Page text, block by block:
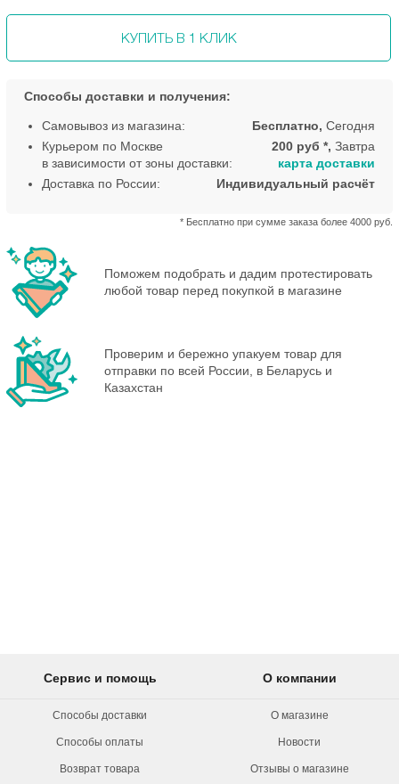
КУПИТЬ В 1 КЛИК
Способы доставки и получения:
Самовывоз из магазина: Бесплатно, Сегодня
Курьером по Москве
в зависимости от зоны доставки:
200 руб *, Завтра
* Бесплатно при сумме заказа более 4000 руб.
карта доставки
Доставка по России:
Индивидуальный расчёт
Поможем подобрать и дадим протестировать
любой товар перед покупкой в магазине
Проверим и бережно упакуем товар для
отправки по всей России, в Беларусь и
Казахстан
Сервис и помощь
Способы доставки
Способы оплаты
Возврат товара
О компании
О магазине
Новости
Отзывы о магазине